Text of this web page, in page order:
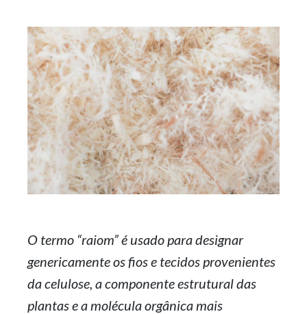
O termo “raiom” é usado para designar
genericamente os fios e tecidos provenientes
da celulose, a componente estrutural das
plantas e a molécula orgânica mais